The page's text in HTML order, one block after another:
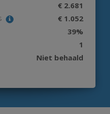
€ 2.681
€ 1.052
39%
1
Niet behaald